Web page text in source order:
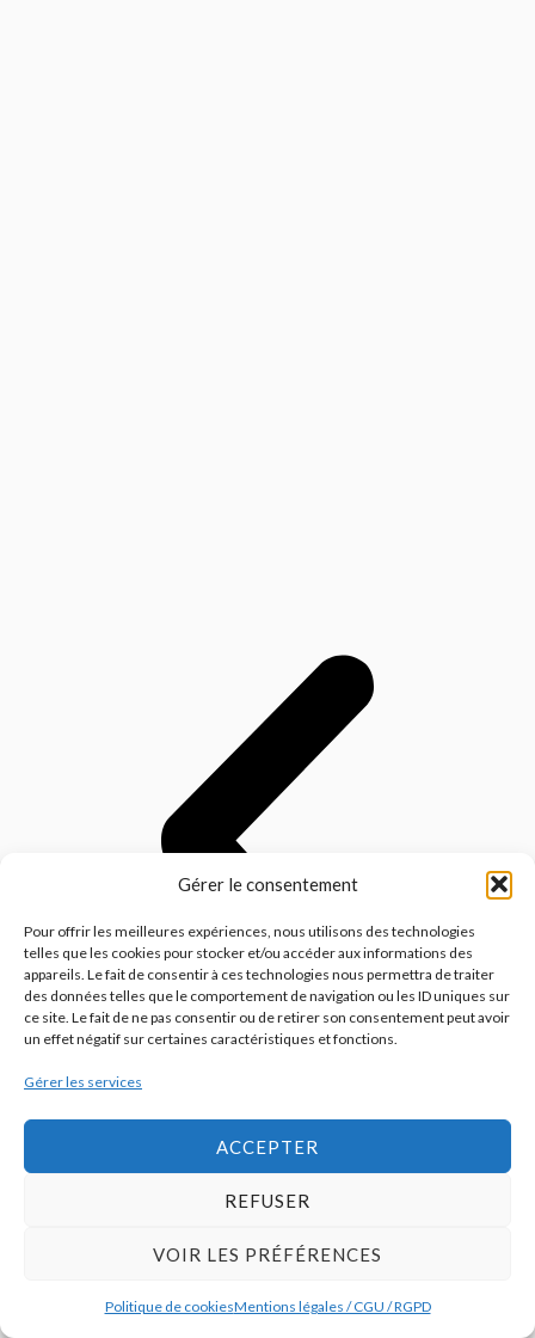
Gérer le consentement
Pour offrir les meilleures expériences, nous utilisons des technologies
telles que les cookies pour stocker et/ou accéder aux informations des
appareils. Le fait de consentir à ces technologies nous permettra de traiter
des données telles que le comportement de navigation ou les ID uniques sur
ce site. Le fait de ne pas consentir ou de retirer son consentement peut avoir
un effet négatif sur certaines caractéristiques et fonctions.
Gérer les services
ACCEPTER
REFUSER
VOIR LES PRÉFÉRENCES
Politique de cookiesMentions légales / CGU / RGPD